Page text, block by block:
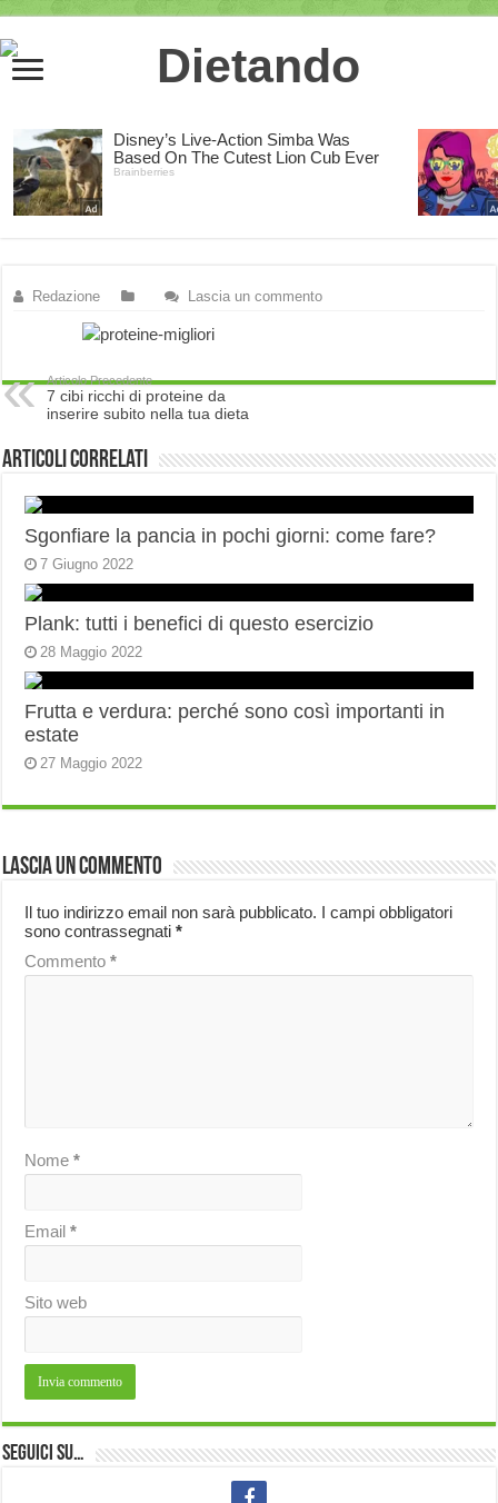
Redazione Lascia un commento
Articolo Precedente
7 cibi ricchi di proteine da
inserire subito nella tua dieta
Articoli correlati
Sgonfiare la pancia in pochi giorni: come fare?
7 Giugno 2022
Plank: tutti i benefici di questo esercizio
28 Maggio 2022
Frutta e verdura: perché sono così importanti in
estate
27 Maggio 2022
Lascia un commento
Il tuo indirizzo email non sarà pubblicato. I campi obbligatori
sono contrassegnati*
Commento*
Nome*
Email*
Sito web
Seguici su…